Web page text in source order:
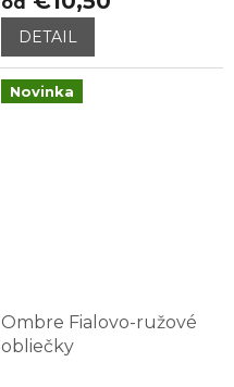
DETAIL
Novinka
Ombre Fialovo-ružové
obliečky